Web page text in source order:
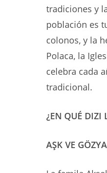
tradiciones y
población es
colonos, y la
Polaca, la
celebra cada
tradicional.
¿EN QUÉ DIZI
AŞK VE